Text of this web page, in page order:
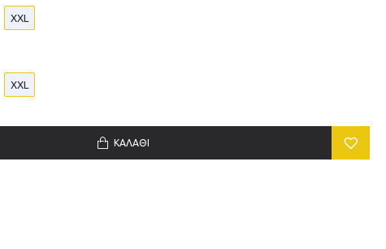
XXL
XXL
ΚΑΛΆΘΙ